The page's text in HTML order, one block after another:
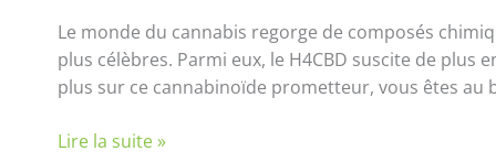
Le monde du cannabis regorge de composés
plus célèbres. Parmi eux, le H4CBD suscite de plus
plus sur ce cannabinoïde prometteur, vous êtes au
Lire la suite »